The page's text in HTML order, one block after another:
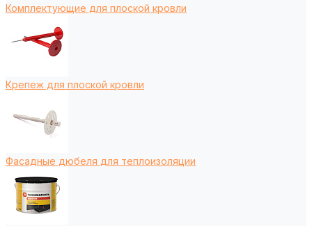
Комплектующие для плоской кровли
Крепеж для плоской кровли
Фасадные дюбеля для теплоизоляции